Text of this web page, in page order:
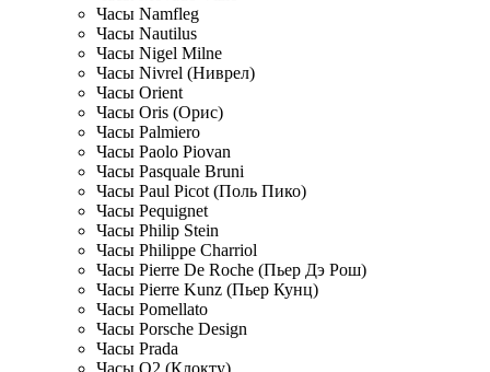
Часы Namfleg
Часы Nautilus
Часы Nigel Milne
Часы Nivrel (Ниврел)
Часы Orient
Часы Oris (Орис)
Часы Palmiero
Часы Paolo Piovan
Часы Pasquale Bruni
Часы Paul Picot (Поль Пико)
Часы Pequignet
Часы Philip Stein
Часы Philippe Charriol
Часы Pierre De Roche (Пьер Дэ Рош)
Часы Pierre Kunz (Пьер Кунц)
Часы Pomellato
Часы Porsche Design
Часы Prada